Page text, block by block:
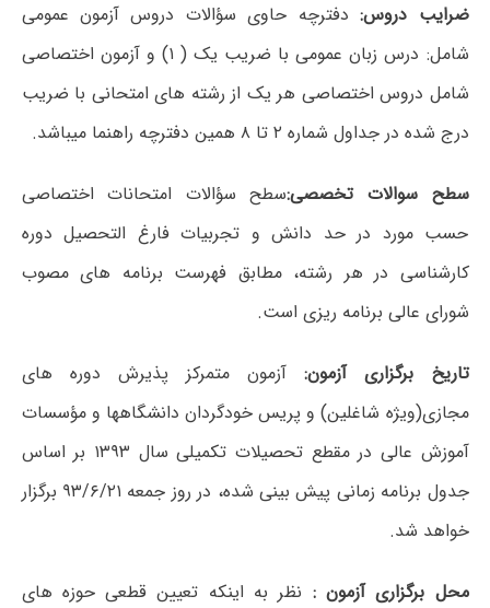
ضرایب دروس:دفترچه حاوی سؤالات دروس آزمون عمومی
شامل: درس زبان عمومی با ضریب یک ( ۱) و آزمون اختصاصی
شامل دروس اختصاصی هر یک از رشته های امتحانی با ضریب
درج شده در جداول شماره ۲ تا ۸ همین دفترچه راهنما می­باشد.
سطح سوالات تخصصی:سطح سؤالات امتحانات اختصاصی
حسب مورد در حد دانش و تجربیات فارغ التحصیل دوره
کارشناسی در هر رشته، مطابق فهرست برنامه های مصوب
شورای عالی برنامه ریزی است.
تاریخ برگزاری آزمون:آزمون متمرکز پذیرش دوره های
مجازی(ویژه شاغلین) و پریس خودگردان دانشگاه­ها و مؤسسات
آموزش عالی در مقطع تحصیلات تکمیلی سال ۱۳۹۳ بر اساس
جدول برنامه زمانی پیش بینی شده، در روز جمعه ۹۳/۶/۲۱ برگزار
خواهد شد.
محل برگزاری آزمون : نظر به اینکه تعیین قطعی حوزه های